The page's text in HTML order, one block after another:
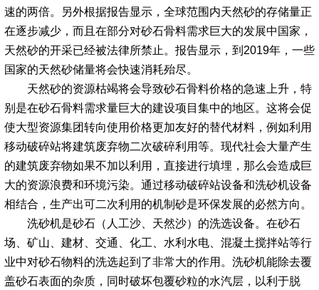
速的两倍。另外根据报告显示，全球范围内天然砂的存储量正
在逐步减少，而且在部分对砂石骨料需求巨大的发展中国家，
天然砂的开采已经被法律所禁止。报告显示，到2019年，一些
国家的天然砂储量将会快速消耗殆尽。
天然砂的资源枯竭将会导致砂石骨料价格的急速上升，特
别是在砂石骨料需求量巨大的建设项目集中的地区。这将会促
使大型资源集团转向使用价格更加友好的替代材料，例如利用
移动破碎站将建筑废弃物二次破碎利用等。现代社会大量产生
的建筑废弃物如果不加以利用，直接进行填埋，那么会造成巨
大的资源浪费和环境污染。通过移动破碎站设备和洗砂机设备
相结合，生产出可二次利用的机制砂是环保发展的必然方向。
洗砂机是砂石（人工沙、天然沙）的洗选设备。在砂石
场、矿山、建材、交通、化工、水利水电、混凝土搅拌站等行
业中对砂石物料的洗选起到了非常大的作用。洗砂机能除去覆
盖砂石表面的杂质，同时破坏包覆砂粒的水汽层，以利于脱